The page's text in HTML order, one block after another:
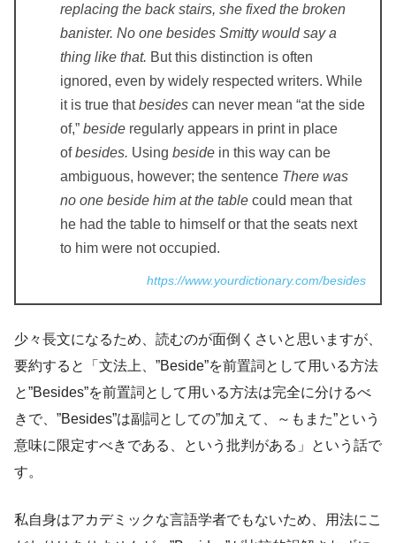
replacing the back stairs, she fixed the broken
banister. No one besides Smitty would say a
thing like that. But this distinction is often
ignored, even by widely respected writers. While
it is true thatbesides can never mean “at the side
of,” beside regularly appears in print in place
ofbesides. Using beside in this way can be
ambiguous, however; the sentence There was
no one beside him at the table could mean that
he had the table to himself or that the seats next
to him were not occupied.
https://www.yourdictionary.com/besides
少々長文になるため、読むのが面倒くさいと思いますが、
要約すると「文法上、”Beside”を前置詞として用いる方法
と”Besides”を前置詞として用いる方法は完全に分けるべ
きで、”Besides”は副詞としての”加えて、～もまた”という
意味に限定すべきである、という批判がある」という話で
す。
私自身はアカデミックな言語学者でもないため、用法にこ